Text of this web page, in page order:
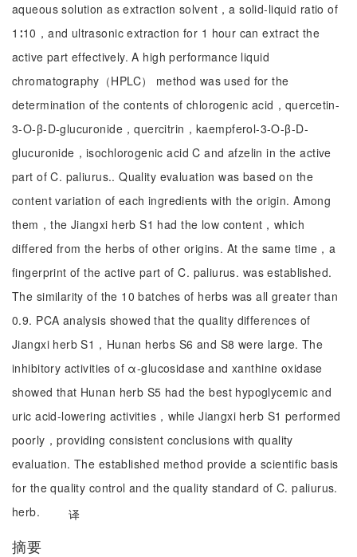
aqueous solution as extraction solvent，a solid-liquid ratio of
1∶10，and ultrasonic extraction for 1 hour can extract the
active part effectively. A high performance liquid
chromatography（HPLC） method was used for the
determination of the contents of chlorogenic acid，quercetin-
3-O-β-D-glucuronide，quercitrin，kaempferol-3-O-β-D-
glucuronide，isochlorogenic acid C and afzelin in the active
part of C. paliurus.. Quality evaluation was based on the
content variation of each ingredients with the origin. Among
them，the Jiangxi herb S1 had the low content，which
differed from the herbs of other origins. At the same time，a
fingerprint of the active part of C. paliurus. was established.
The similarity of the 10 batches of herbs was all greater than
0.9. PCA analysis showed that the quality differences of
Jiangxi herb S1，Hunan herbs S6 and S8 were large. The
inhibitory activities of α-glucosidase and xanthine oxidase
showed that Hunan herb S5 had the best hypoglycemic and
uric acid-lowering activities，while Jiangxi herb S1 performed
poorly，providing consistent conclusions with quality
evaluation. The established method provide a scientific basis
for the quality control and the quality standard of C. paliurus.
herb.
译
摘要